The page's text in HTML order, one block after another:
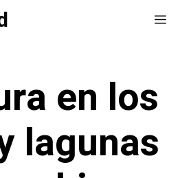
en los
lagunas